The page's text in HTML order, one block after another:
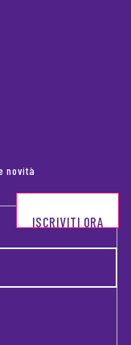
novità
ISCRIVITI ORA